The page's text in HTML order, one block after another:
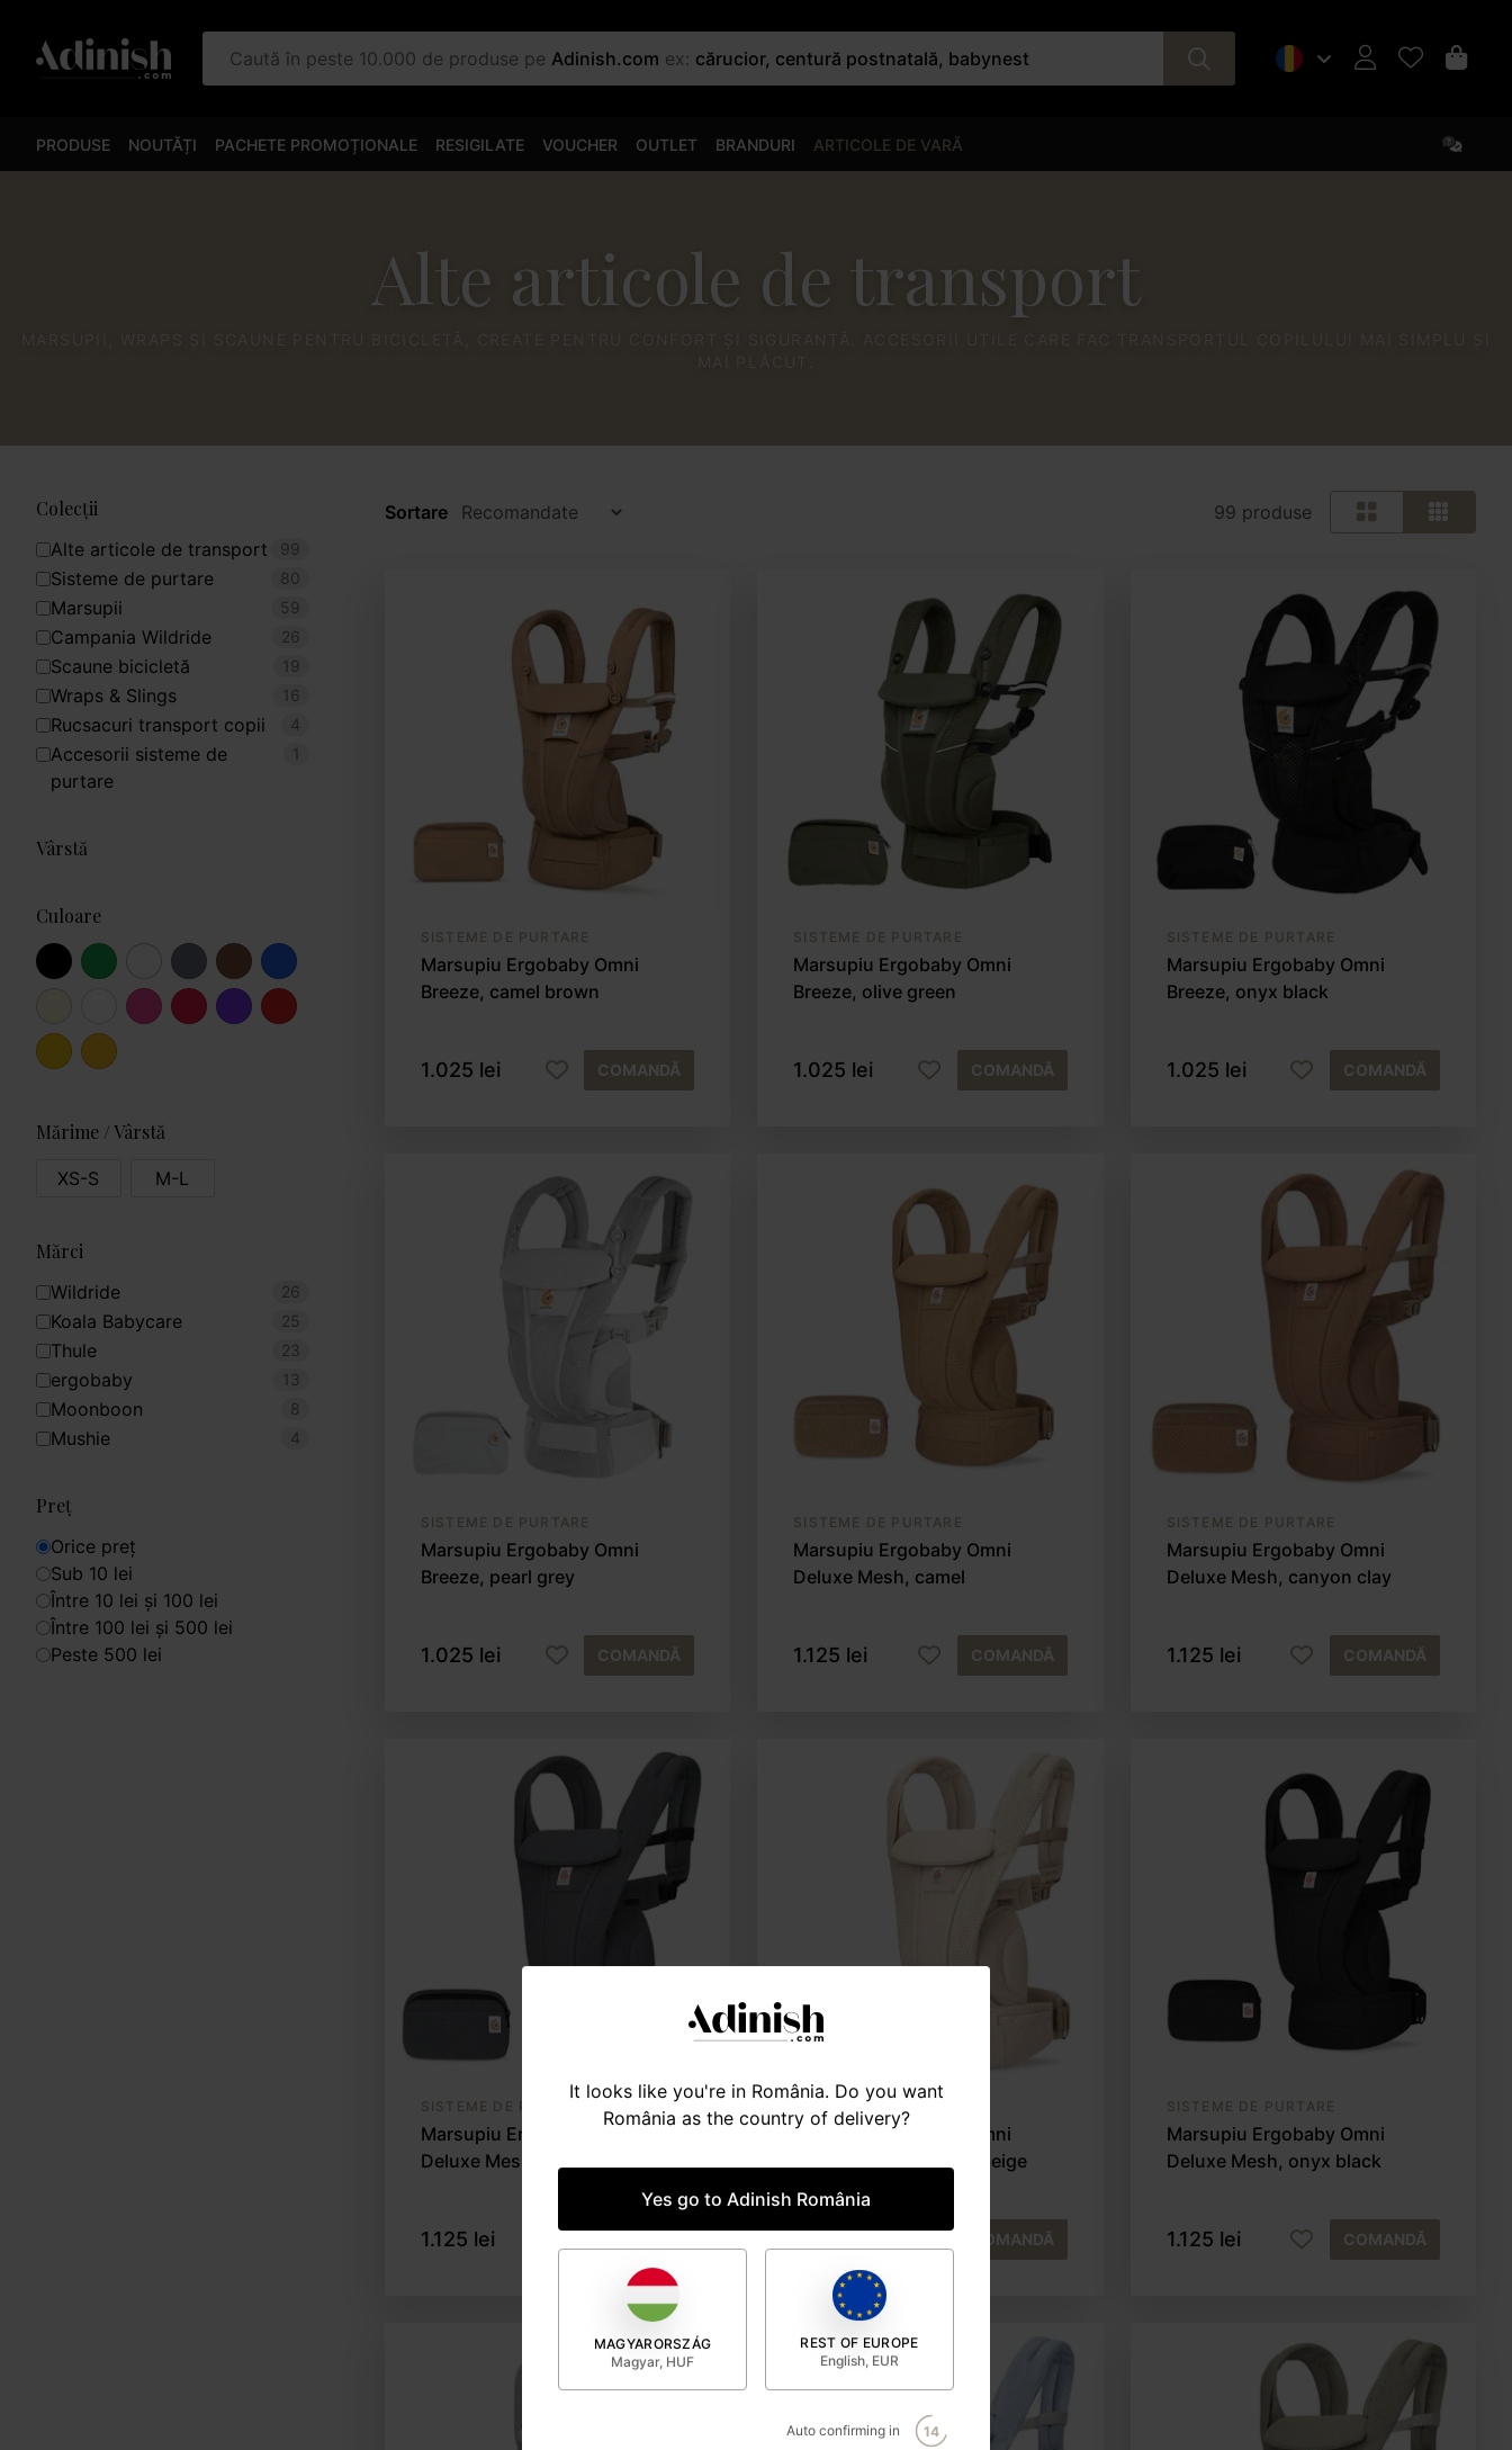
Caută în peste 10.000 de produse pe Adinish.com ex: cărucior, centură postnatală, babynest
PRODUSE NOUTĂȚI PACHETE PROMOȚIONALE RESIGILATE VOUCHER OUTLET BRANDURI ARTICOLE DE VARĂ
Alte articole de transport
Colecții
Alte articole de transport 99
Sisteme de purtare 80
Marsupii 59
Campania Wildride 26
Scaune bicicletă 19
Wraps & Slings 16
Rucsacuri transport copii 4
Accesorii sisteme de
purtare
1
Vârstă
Culoare
Mărime / Vârstă
XS-S M-L
Mărci
Wildride 26
Koala Babycare 25
Thule 23
ergobaby 13
Moonboon 8
Mushie 4
Preț
Orice preț
Sub 10 lei
Între 10 lei și 100 lei
Între 100 lei și 500 lei
Peste 500 lei
Sortare 99 produse
SISTEME DE PURTARE
Marsupiu Ergobaby Omni
Breeze, camel brown
1.025 lei COMANDĂ
SISTEME DE PURTARE
Marsupiu Ergobaby Omni
Breeze, olive green
1.025 lei COMANDĂ
SISTEME DE PURTARE
Marsupiu Ergobaby Omni
Breeze, onyx black
1.025 lei COMANDĂ
SISTEME DE PURTARE
Marsupiu Ergobaby Omni
Breeze, pearl grey
1.025 lei COMANDĂ
SISTEME DE PURTARE
Marsupiu Ergobaby Omni
Deluxe Mesh, camel
1.125 lei COMANDĂ
SISTEME DE PURTARE
Marsupiu Ergobaby Omni
Deluxe Mesh, canyon clay
1.125 lei COMANDĂ
SISTEME DE PURTARE
Marsupiu Ergobaby Omni
Deluxe Mesh, graphite grey
1.125 lei
SISTEME DE PURTARE
Marsupiu Ergobaby Omni
Deluxe Mesh, natural beige
COMANDĂ
SISTEME DE PURTARE
Marsupiu Ergobaby Omni
Deluxe Mesh, onyx black
1.125 lei COMANDĂ
It looks like you're in România. Do you want
România as the country of delivery?
Yes go to Adinish România
MAGYARORSZÁG
Magyar, HUF
REST OF EUROPE
English, EUR
Auto confirming in 13